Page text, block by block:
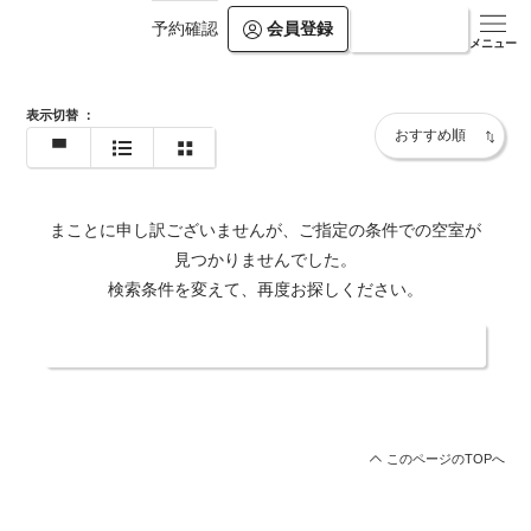
予約確認 会員登録
メニュー
https://hotelfutabanomori.com/
表示切替 ：
まことに申し訳ございませんが、ご指定の条件での空室が
見つかりませんでした。
検索条件を変えて、再度お探しください。
このページのTOPへ